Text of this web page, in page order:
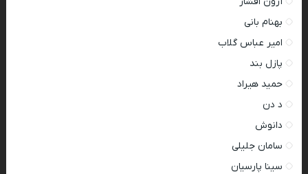
بهنام بانی
امیر عباس گلاب
پازل بند
حمید هیراد
د دن
دانوش
سامان جلیلی
سینا پارسیان